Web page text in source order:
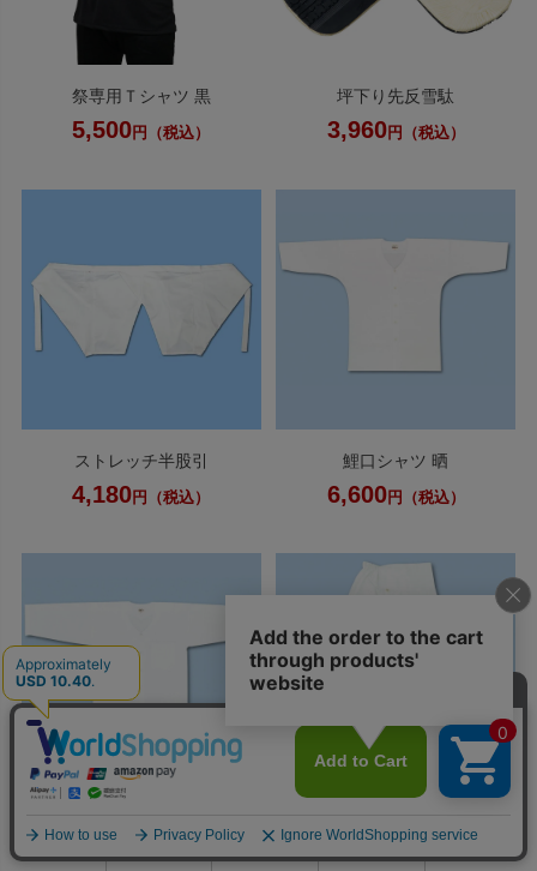
祭専用Ｔシャツ 黒
5,500 円（税込）
坪下り先反雪駄
3,960円（税込）
ストレッチ半股引
4,180 円（税込）
鯉口シャツ 晒
6,600円（税込）
ダボシャツ 晒
7,370円（税込）
ダボゴムズボン 晒
7,810円（税込）
会員ページ 店舗案内